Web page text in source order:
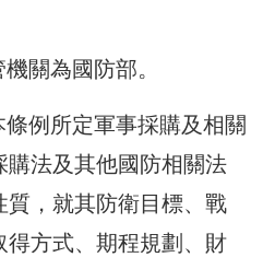
關為國防部。
例所定軍事採購及相關
法及其他國防相關法
，就其防衛目標、戰
得方式、期程規劃、財